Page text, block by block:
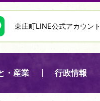
東庄町LINE公式アカウント
・産業 行政情報